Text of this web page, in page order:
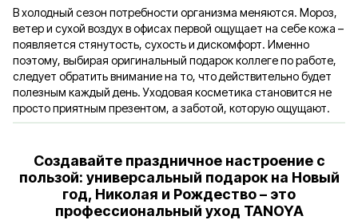
В холодный сезон потребности организма меняются. Мороз,
ветер и сухой воздух в офисах первой ощущает на себе кожа –
появляется стянутость, сухость и дискомфорт. Именно
поэтому, выбирая оригинальный подарок коллеге по работе,
следует обратить внимание на то, что действительно будет
полезным каждый день. Уходовая косметика становится не
просто приятным презентом, а заботой, которую ощущают.
Создавайте праздничное настроение с
пользой: универсальный подарок на Новый
год, Николая и Рождество – это
профессиональный уход TANOYA